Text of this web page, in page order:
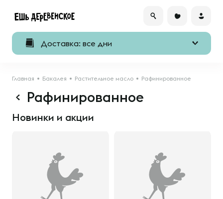
Доставка: все дни
Главная Бакалея Растительное масло Рафинированное
Рафинированное
Новинки и акции